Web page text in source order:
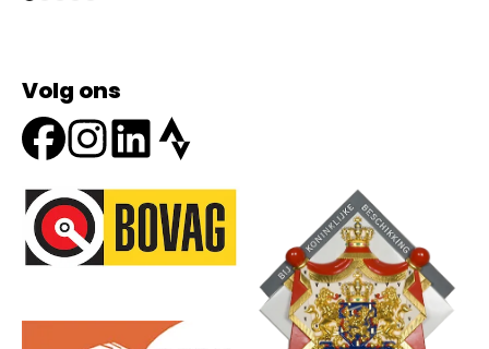
Volg ons
Onze partners